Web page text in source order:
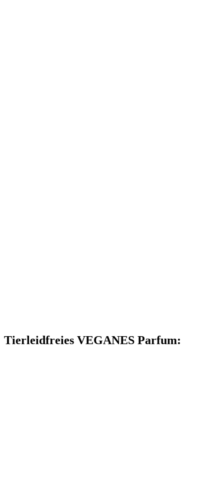
Tierleidfreies VEGANES Parfum: